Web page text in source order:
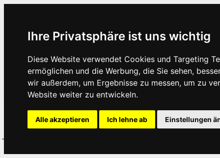
Ihre Privatsphäre ist uns wichtig
Diese Website verwendet Cookies und Targeting
ermöglichen und die Werbung, die Sie sehen,
wir außerdem, um Ergebnisse zu messen, um zu
Website weiter zu entwickeln.
Alle akzeptieren Ich lehne ab Einstellungen